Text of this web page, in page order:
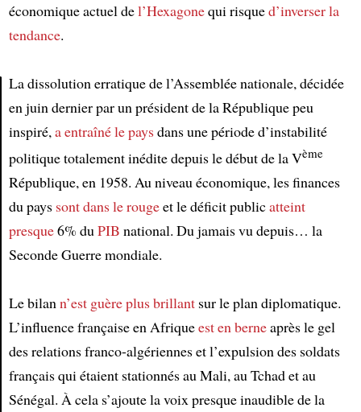
économique actuel del’Hexagonequi risqued’inverser la
tendance.
La dissolution erratique de l’Assemblée nationale, décidée
en juin dernier par un président de la République peu
inspiré,a entraîné le paysdans une période d’instabilité
politique totalement inédite depuis le début de la Vème
République, en 1958. Au niveau économique, les finances
du pays sont dans le rougeet le déficit publicatteint
presque6% duPIB national. Du jamais vu depuis… la
Seconde Guerre mondiale.
Le bilann’est guère plus brillantsur le plan diplomatique.
L’influence française en Afriqueest en berneaprès le gel
des relations franco-algériennes et l’expulsion des soldats
français qui étaient stationnés au Mali, au Tchad et au
Sénégal. À cela s’ajoute la voix presque inaudible de la